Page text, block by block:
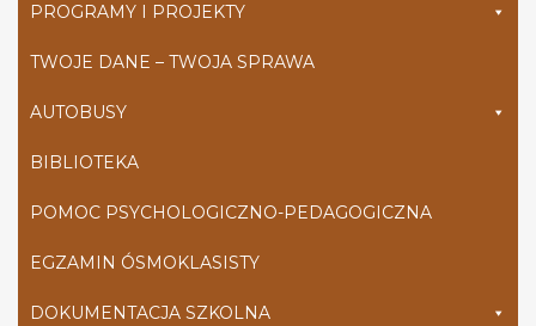
PROGRAMY I PROJEKTY
TWOJE DANE – TWOJA SPRAWA
AUTOBUSY
BIBLIOTEKA
POMOC PSYCHOLOGICZNO-PEDAGOGICZNA
EGZAMIN ÓSMOKLASISTY
DOKUMENTACJA SZKOLNA